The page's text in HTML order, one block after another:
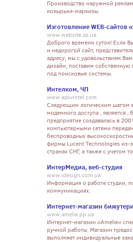
Производство наружной
козырьки-маркизы.
Изготовление WEB-сайтов
www.website.zp.ua
Доброго времени суток! Если
и недорогой сайт,
адресу, мы с удовольствием
дизайн, поставим
под поисковые системы.
Интелком, ЧП
www.azovintel.com
Следующим логическим шагом
модемного доступа , является
предприятие создавалась в
компьютерными сетями
беспроводных
фирмы Lucent Technologies из-
странах СНГ, а также с учетом
ИнтерМедиа, веб-студия
www.idesign.com.ua
Информация о работе студии,
коммуникациях.
Интернет-магазин
www.amelie.pp.ua
Интернет-магазин «Amelie»
ручной работы. Магазин
выполняет индивидуальные